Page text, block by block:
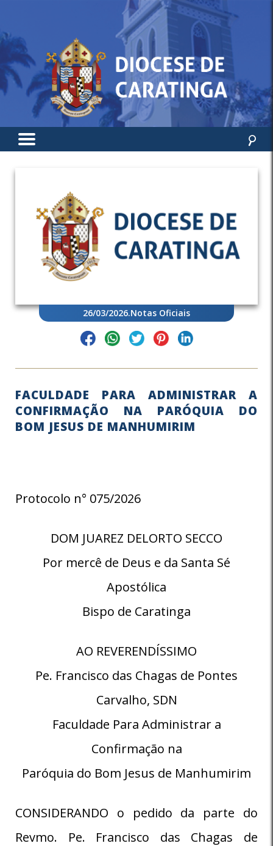
26/03/2026.Notas Oficiais
FACULDADE PARA ADMINISTRAR A
CONFIRMAÇÃO NA PARÓQUIA DO
BOM JESUS DE MANHUMIRIM
Protocolo n° 075/2026
DOM JUAREZ DELORTO SECCO
Por mercê de Deus e da Santa Sé
Apostólica
Bispo de Caratinga
AO REVERENDÍSSIMO
Pe. Francisco das Chagas de Pontes
Carvalho, SDN
Faculdade Para Administrar a
Confirmação na
Paróquia do Bom Jesus de Manhumirim
CONSIDERANDO o pedido da parte do
Revmo. Pe. Francisco das Chagas de